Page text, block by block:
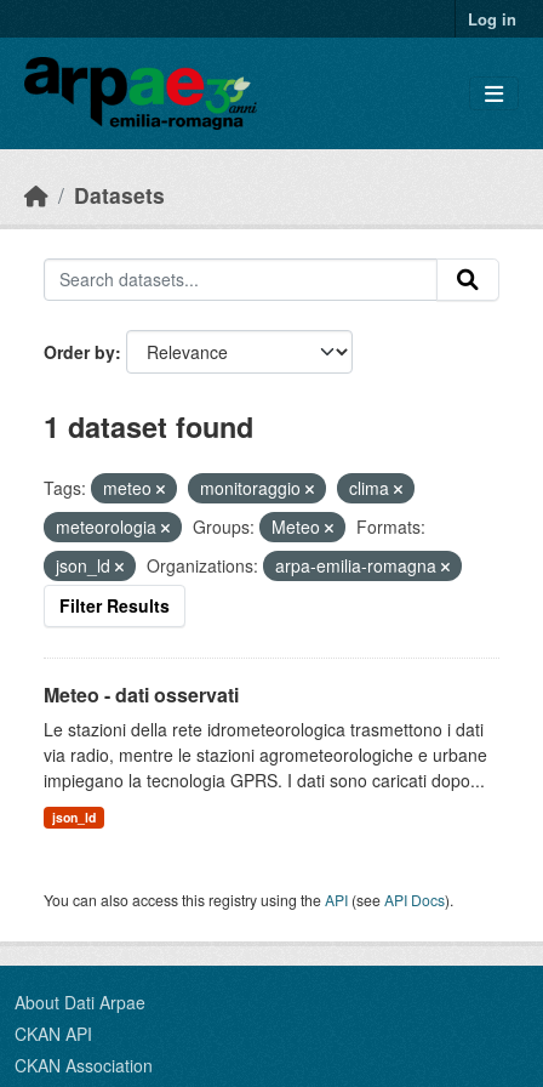
Log in
Datasets
Order by
1 dataset found
Tags: meteo monitoraggio
clima
meteorologia
Groups: Meteo
Formats:
json_ld
Organizations:
arpa-emilia-romagna
Filter Results
Meteo - dati osservati
Le stazioni della rete idrometeorologica trasmettono i dati
via radio, mentre le stazioni agrometeorologiche e urbane
impiegano la tecnologia GPRS. I dati sono caricati dopo...
json_ld
You can also access this registry using theAPI (seeAPI Docs).
About Dati Arpae
CKAN API
CKAN Association